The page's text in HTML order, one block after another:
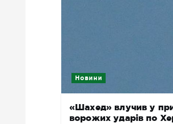
Новини
«Шахед» влучив у
ворожих ударів по